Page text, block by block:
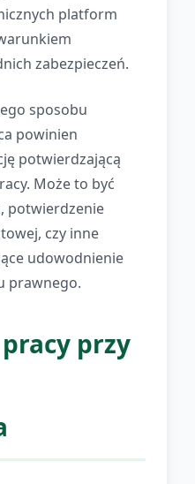
platform
zabezpieczeń.
sposobu
powinien
potwierdzającą
Może to być
potwierdzenie
czy inne
udowodnienie
prawnego.
przy